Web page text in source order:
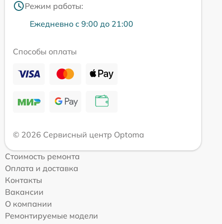
Режим работы:
Ежедневно с 9:00 до 21:00
Способы оплаты
© 2026 Сервисный центр Optoma
Стоимость ремонта
Оплата и доставка
Контакты
Вакансии
О компании
Ремонтируемые модели